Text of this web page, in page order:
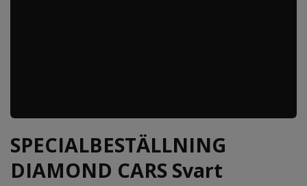
SPECIALBESTÄLLNING
DIAMOND CARS Svart